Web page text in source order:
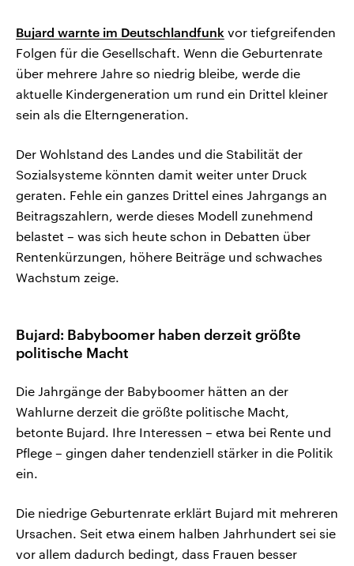
Bujard warnte im Deutschlandfunk vor tiefgreifenden
Folgen für die Gesellschaft. Wenn die Geburtenrate
über mehrere Jahre so niedrig bleibe, werde die
aktuelle Kindergeneration um rund ein Drittel kleiner
sein als die Elterngeneration.
Der Wohlstand des Landes und die Stabilität der
Sozialsysteme könnten damit weiter unter Druck
geraten. Fehle ein ganzes Drittel eines Jahrgangs an
Beitragszahlern, werde dieses Modell zunehmend
belastet – was sich heute schon in Debatten über
Rentenkürzungen, höhere Beiträge und schwaches
Wachstum zeige.
Bujard: Babyboomer haben derzeit größte
politische Macht
Die Jahrgänge der Babyboomer hätten an der
Wahlurne derzeit die größte politische Macht,
betonte Bujard. Ihre Interessen – etwa bei Rente und
Pflege – gingen daher tendenziell stärker in die Politik
ein.
Die niedrige Geburtenrate erklärt Bujard mit mehreren
Ursachen. Seit etwa einem halben Jahrhundert sei sie
vor allem dadurch bedingt, dass Frauen besser